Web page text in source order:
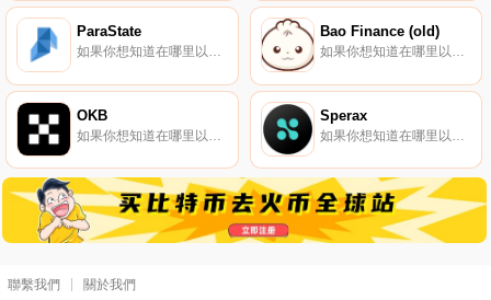
ParaState
如果你想知道在哪里以當前價格購買ParaState,目前交易{ParaState]股票的頂級加密貨幣交易所是MEXC。您可以在我們的加密貨幣交易所頁面上找到其他列表.
Bao Finance (old)
如果你想知道在哪里以當前價格購買Bao Finance (old),目前交易{Bao Finance (old)]股票的頂級加密貨幣交易所是Gate.io、Uniswap（V2）、SushiSwap、SushiSwap（Gnosis）和Honeyswap.
OKB Sperax
聯繫我們 關於我們